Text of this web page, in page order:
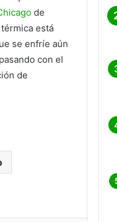
de
está
se enfríe aún
con el
de